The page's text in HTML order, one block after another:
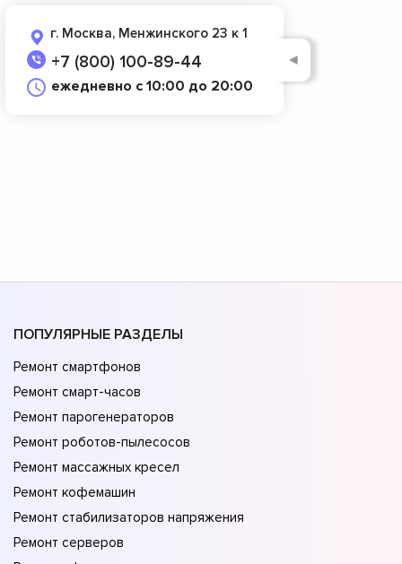
г. Москва, Менжинского 23 к 1
+7 (800) 100-89-44
ежедневно с 10:00 до 20:00
◄
ПОПУЛЯРНЫЕ РАЗДЕЛЫ
Ремонт смартфонов
Ремонт смарт-часов
Ремонт парогенераторов
Ремонт роботов-пылесосов
Ремонт массажных кресел
Ремонт кофемашин
Ремонт стабилизаторов напряжения
Ремонт серверов